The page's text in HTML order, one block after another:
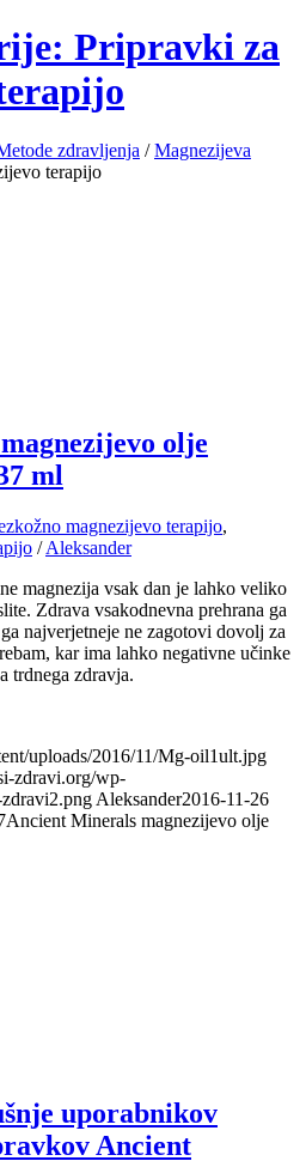
Pripravki za
zdravljenja / Magnezijeva
terapijo
olje
ml
magnezijevo terapijo,
/ Aleksander
magnezija vsak dan je lahko veliko
Zdrava vsakodnevna prehrana ga
najverjetneje ne zagotovi dovolj za
kar ima lahko negativne učinke
trdnega zdravja.
uploads/2016/11/Mg-oil1ult.jpg
zdravi.org/wp-
Aleksander2016-11-26
Ancient Minerals magnezijevo olje
uporabnikov
Ancient